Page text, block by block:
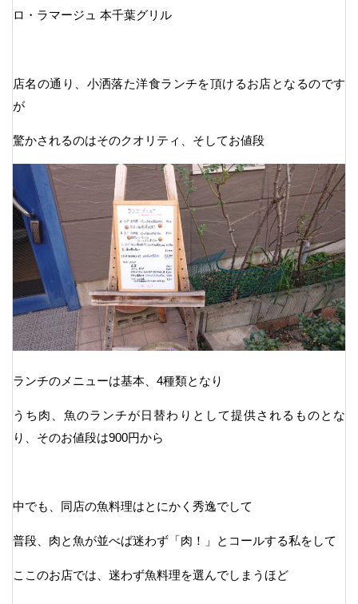
ロ・ラマージュ 本千葉グリル
店名の通り、小洒落た洋食ランチを頂けるお店となるのです
が
驚かされるのはそのクオリティ、そしてお値段
ランチのメニューは基本、4種類となり
うち肉、魚のランチが日替わりとして提供されるものとな
り、そのお値段は900円から
中でも、同店の魚料理はとにかく秀逸でして
普段、肉と魚が並べば迷わず「肉！」とコールする私をして
ここのお店では、迷わず魚料理を選んでしまうほど